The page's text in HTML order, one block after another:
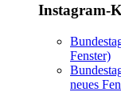
Instagram-
Fenster)
neues